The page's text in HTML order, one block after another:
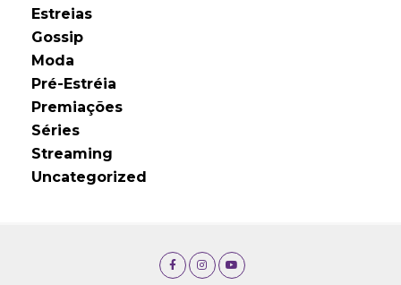
Estreias
Gossip
Moda
Pré-Estréia
Premiações
Séries
Streaming
Uncategorized